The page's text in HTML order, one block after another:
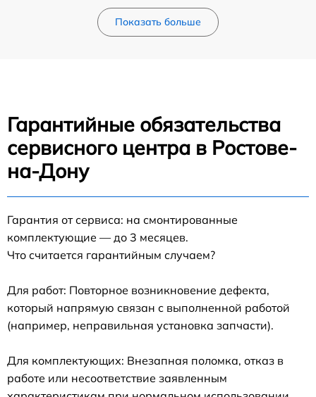
Показать больше
Гарантийные обязательства
сервисного центра в Ростове-
на-Дону
Гарантия от сервиса: на смонтированные
комплектующие — до 3 месяцев.
Что считается гарантийным случаем?
Для работ: Повторное возникновение дефекта,
который напрямую связан с выполненной работой
(например, неправильная установка запчасти).
Для комплектующих: Внезапная поломка, отказ в
работе или несоответствие заявленным